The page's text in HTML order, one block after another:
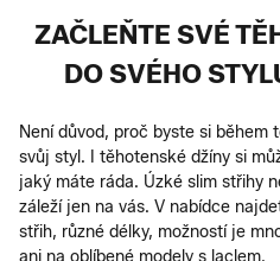
ZAČLEŇTE SVÉ
DO SVÉHO
Není důvod, proč byste si během
svůj styl. I těhotenské džíny si
jaký máte ráda. Úzké slim střihy
záleží jen na vás. V nabídce
střih, různé délky, možností je
ani na oblíbené modely s laclem.